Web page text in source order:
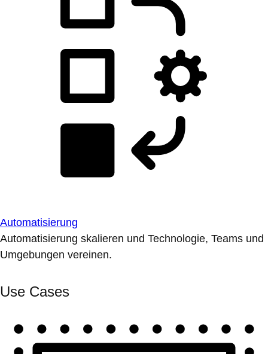
Automatisierung
Automatisierung skalieren und Technologie, Teams und
Umgebungen vereinen.
Use Cases